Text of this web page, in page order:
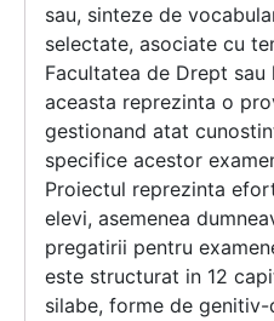
sau, sinteze de
selectate, asociate cu
Facultatea de Drept
aceasta reprezinta o
gestionand atat
specifice acestor
Proiectul reprezinta
elevi, asemenea
pregatirii pentru
este structurat in 12
silabe, forme de